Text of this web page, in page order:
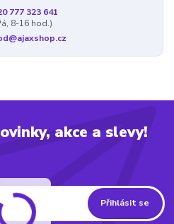
777 323 641
8-16 hod.)
akce a slevy!
Přihlásit se